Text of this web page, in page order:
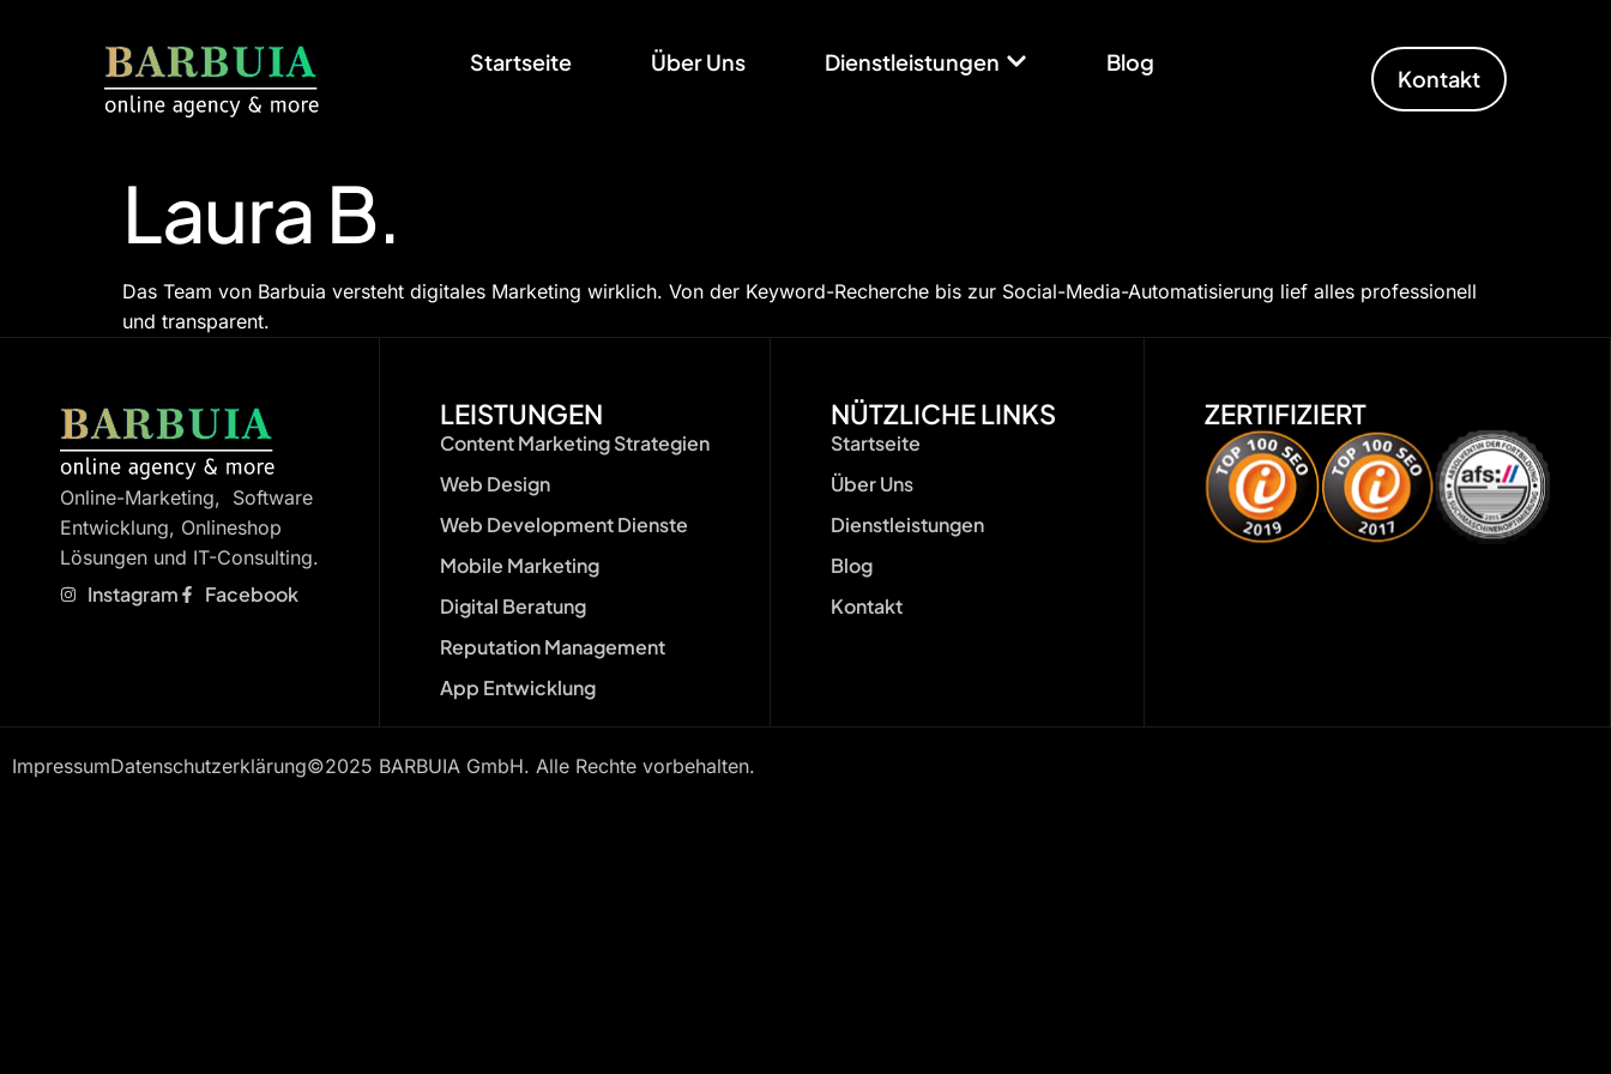
Startseite Über Uns Dienstleistungen Blog
Kontakt
Laura B.
Das Team von Barbuia versteht digitales Marketing wirklich. Von der Keyword-Recherche bis zur Social-Media-Automatisierung lief alles professionell
und transparent.
Online-Marketing, Software
Entwicklung, Onlineshop
Lösungen und IT-Consulting.
Instagram Facebook
LEISTUNGEN
Content Marketing Strategien
Web Design
Web Development Dienste
Mobile Marketing
Digital Beratung
Reputation Management
App Entwicklung
NÜTZLICHE LINKS
Startseite
Über Uns
Dienstleistungen
Blog
Kontakt
ZERTIFIZIERT
ImpressumDatenschutzerklärung©2025 BARBUIA GmbH. Alle Rechte vorbehalten.